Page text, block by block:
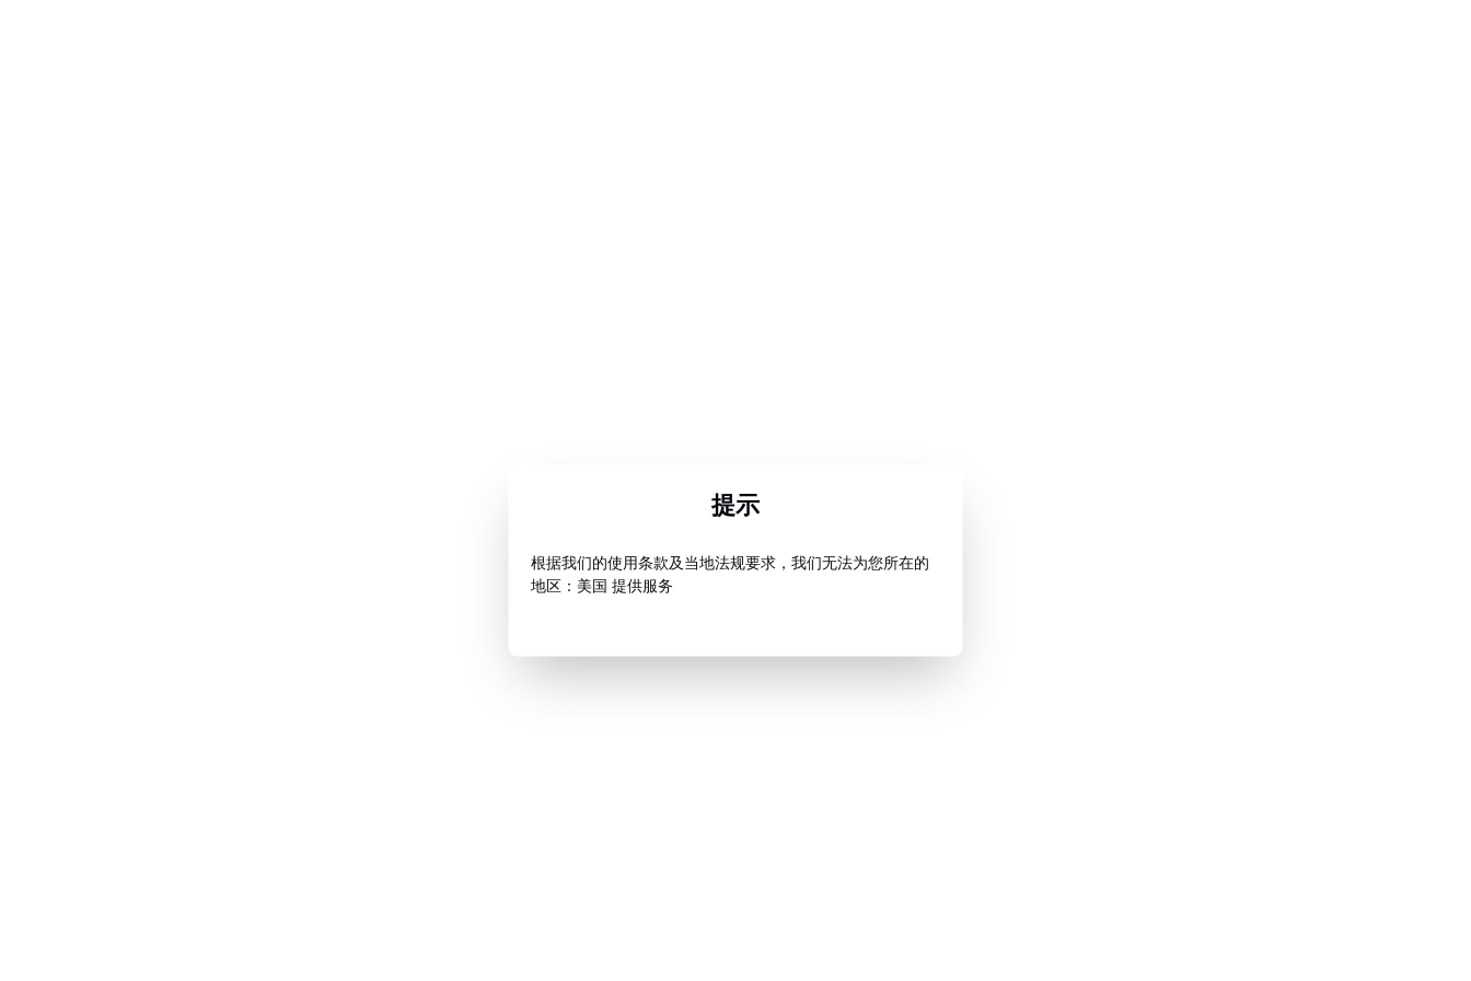
提示
根据我们的使用条款及当地法规要求，我们无法为您所在的
地区：美国 提供服务